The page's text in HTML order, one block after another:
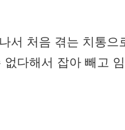
서 처음 겪는 치통으
다해서 잡아 빼고